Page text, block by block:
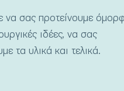
να σας προτείνουμε
ιδέες, να σας
τα υλικά και τελικά.